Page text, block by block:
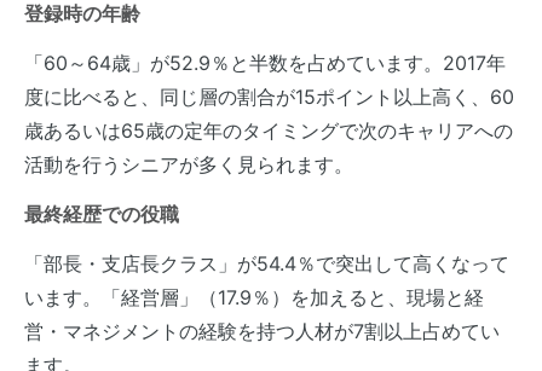
登録時の年齢
「60～64歳」が52.9％と半数を占めています。2017年
度に比べると、同じ層の割合が15ポイント以上高く、60
歳あるいは65歳の定年のタイミングで次のキャリアへの
活動を行うシニアが多く見られます。
最終経歴での役職
「部長・支店長クラス」が54.4％で突出して高くなって
います。「経営層」（17.9％）を加えると、現場と経
営・マネジメントの経験を持つ人材が7割以上占めてい
ます。